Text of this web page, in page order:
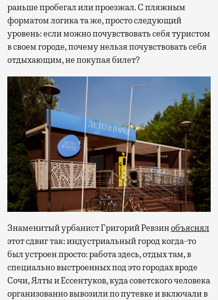
раньше пробегал или проезжал. С пляжным
форматом логика та же, просто следующий
уровень: если можно почувствовать себя туристом
в своем городе, почему нельзя почувствовать себя
отдыхающим, не покупая билет?
Знаменитый урбанист Григорий Ревзинобъяснял
этот сдвиг так: индустриальный город когда-то
был устроен просто: работа здесь, отдых там, в
специально выстроенных под это городах вроде
Сочи, Ялты и Ессентуков, куда советского человека
организованно вывозили по путевке и включали в